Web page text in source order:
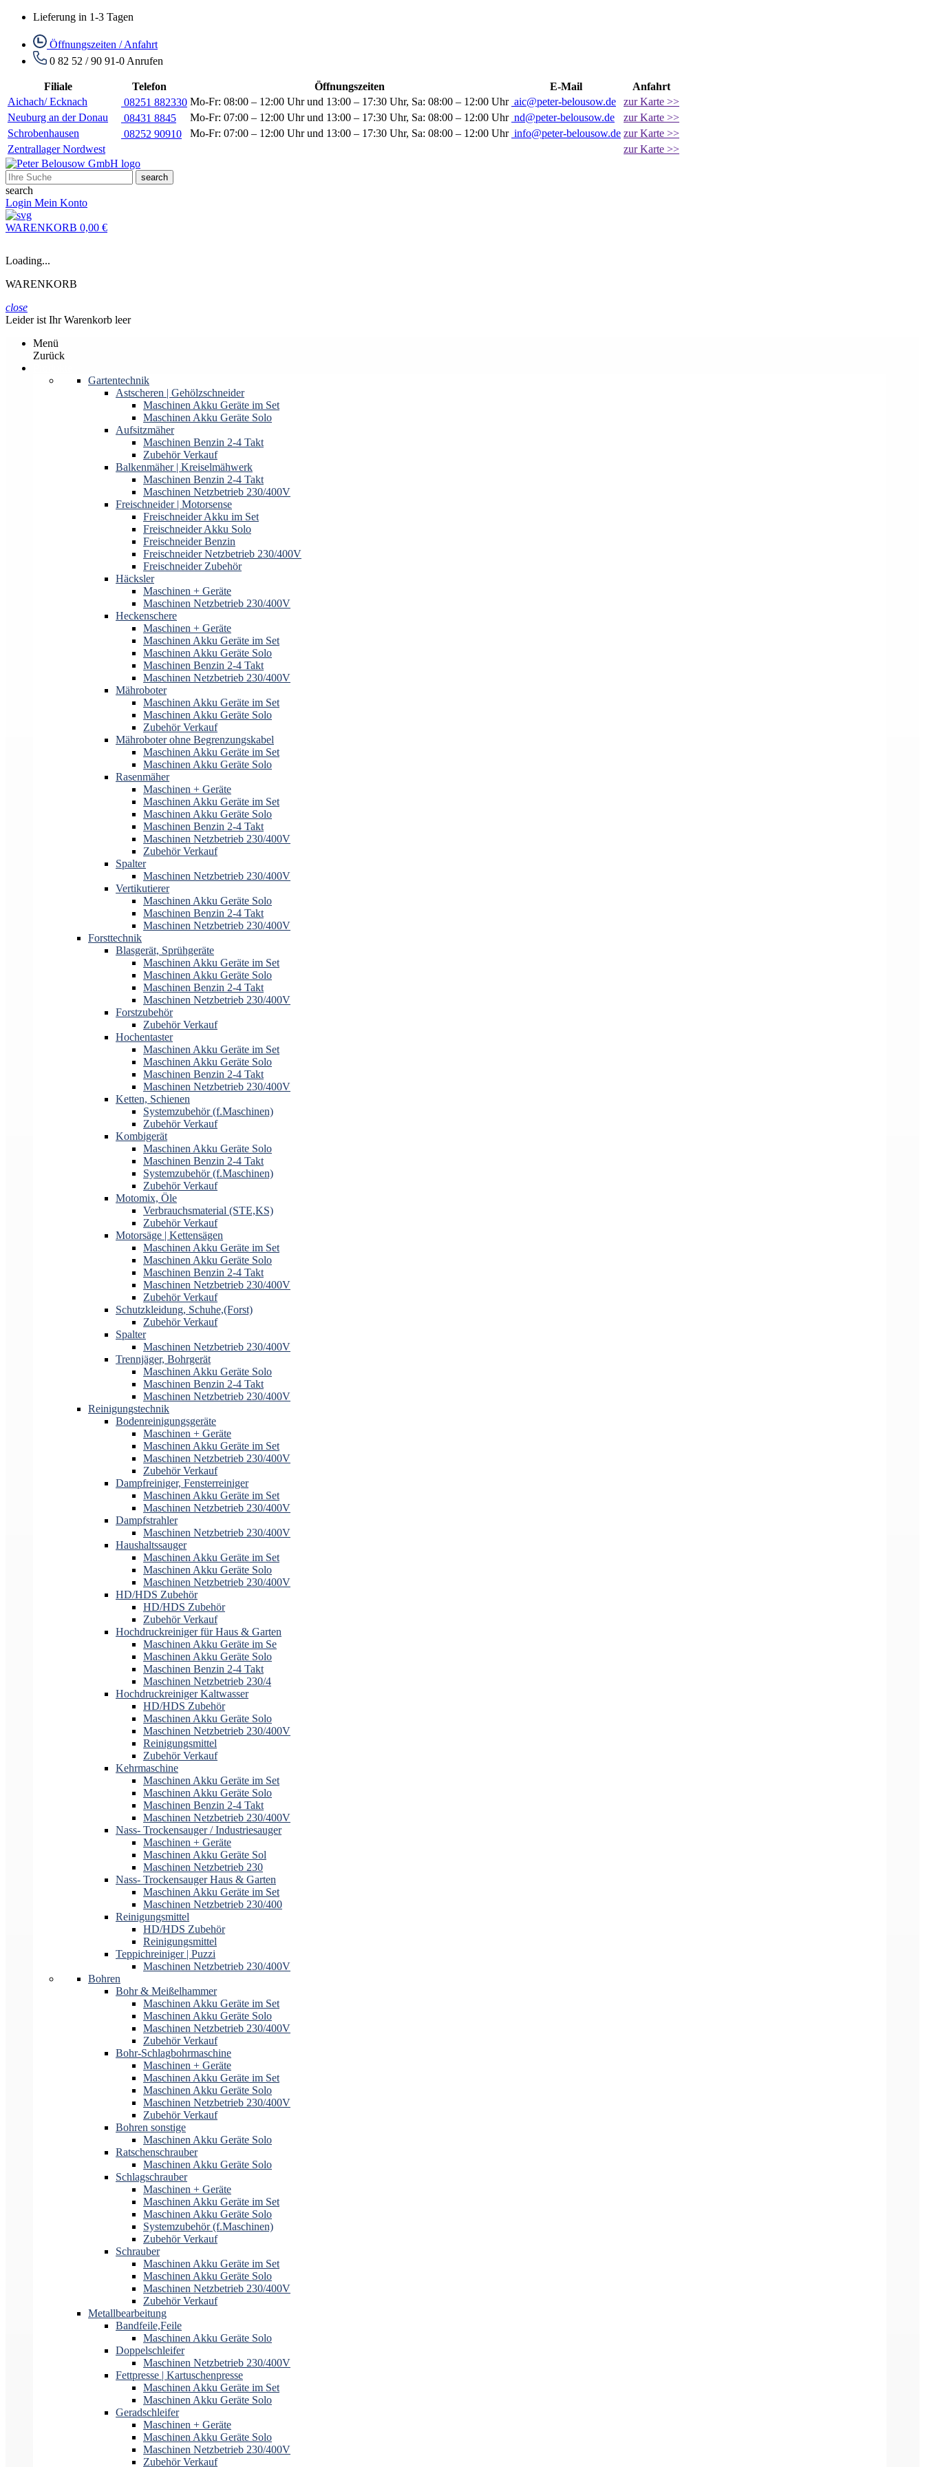
Lieferung in 1-3 Tagen
Öffnungszeiten / Anfahrt
0 82 52 / 90 91-0 Anrufen
Filiale Telefon Öffnungszeiten E-Mail
Anfahrt
Aichach/ Ecknach
08251 882330 Mo-Fr: 08:00 – 12:00 Uhr und 13:00 – 17:30 Uhr, Sa: 08:00 – 12:00 Uhr aic@peter-belousow.de
zur Karte >>
Neuburg an der Donau
08431 8845 Mo-Fr: 07:00 – 12:00 Uhr und 13:00 – 17:30 Uhr, Sa: 08:00 – 12:00 Uhr nd@peter-belousow.de
zur Karte >>
Schrobenhausen
08252 90910 Mo-Fr: 07:00 – 12:00 Uhr und 13:00 – 17:30 Uhr, Sa: 08:00 – 12:00 Uhr info@peter-belousow.de zur Karte >>
Zentrallager Nordwest
zur Karte >>
search
search
Login Mein Konto
WARENKORB 0,00 €
Loading...
WARENKORB
close
Leider ist Ihr Warenkorb leer
Menü
Zurück
Gartentechnik
Astscheren | Gehölzschneider
Maschinen Akku Geräte im Set
Maschinen Akku Geräte Solo
Aufsitzmäher
Maschinen Benzin 2-4 Takt
Zubehör Verkauf
Balkenmäher | Kreiselmähwerk
Maschinen Benzin 2-4 Takt
Maschinen Netzbetrieb 230/400V
Freischneider | Motorsense
Freischneider Akku im Set
Freischneider Akku Solo
Freischneider Benzin
Freischneider Netzbetrieb 230/400V
Freischneider Zubehör
Häcksler
Maschinen + Geräte
Maschinen Netzbetrieb 230/400V
Heckenschere
Maschinen + Geräte
Maschinen Akku Geräte im Set
Maschinen Akku Geräte Solo
Maschinen Benzin 2-4 Takt
Maschinen Netzbetrieb 230/400V
Mähroboter
Maschinen Akku Geräte im Set
Maschinen Akku Geräte Solo
Zubehör Verkauf
Mähroboter ohne Begrenzungskabel
Maschinen Akku Geräte im Set
Maschinen Akku Geräte Solo
Rasenmäher
Maschinen + Geräte
Maschinen Akku Geräte im Set
Maschinen Akku Geräte Solo
Maschinen Benzin 2-4 Takt
Maschinen Netzbetrieb 230/400V
Zubehör Verkauf
Spalter
Maschinen Netzbetrieb 230/400V
Vertikutierer
Maschinen Akku Geräte Solo
Maschinen Benzin 2-4 Takt
Maschinen Netzbetrieb 230/400V
Forsttechnik
Blasgerät, Sprühgeräte
Maschinen Akku Geräte im Set
Maschinen Akku Geräte Solo
Maschinen Benzin 2-4 Takt
Maschinen Netzbetrieb 230/400V
Forstzubehör
Zubehör Verkauf
Hochentaster
Maschinen Akku Geräte im Set
Maschinen Akku Geräte Solo
Maschinen Benzin 2-4 Takt
Maschinen Netzbetrieb 230/400V
Ketten, Schienen
Systemzubehör (f.Maschinen)
Zubehör Verkauf
Kombigerät
Maschinen Akku Geräte Solo
Maschinen Benzin 2-4 Takt
Systemzubehör (f.Maschinen)
Zubehör Verkauf
Motomix, Öle
Verbrauchsmaterial (STE,KS)
Zubehör Verkauf
Motorsäge | Kettensägen
Maschinen Akku Geräte im Set
Maschinen Akku Geräte Solo
Maschinen Benzin 2-4 Takt
Maschinen Netzbetrieb 230/400V
Zubehör Verkauf
Schutzkleidung, Schuhe,(Forst)
Zubehör Verkauf
Spalter
Maschinen Netzbetrieb 230/400V
Trennjäger, Bohrgerät
Maschinen Akku Geräte Solo
Maschinen Benzin 2-4 Takt
Maschinen Netzbetrieb 230/400V
Reinigungstechnik
Bodenreinigungsgeräte
Maschinen + Geräte
Maschinen Akku Geräte im Set
Maschinen Netzbetrieb 230/400V
Zubehör Verkauf
Dampfreiniger, Fensterreiniger
Maschinen Akku Geräte im Set
Maschinen Netzbetrieb 230/400V
Dampfstrahler
Maschinen Netzbetrieb 230/400V
Haushaltssauger
Maschinen Akku Geräte im Set
Maschinen Akku Geräte Solo
Maschinen Netzbetrieb 230/400V
HD/HDS Zubehör
HD/HDS Zubehör
Zubehör Verkauf
Hochdruckreiniger für Haus & Garten
Maschinen Akku Geräte im Se
Maschinen Akku Geräte Solo
Maschinen Benzin 2-4 Takt
Maschinen Netzbetrieb 230/4
Hochdruckreiniger Kaltwasser
HD/HDS Zubehör
Maschinen Akku Geräte Solo
Maschinen Netzbetrieb 230/400V
Reinigungsmittel
Zubehör Verkauf
Kehrmaschine
Maschinen Akku Geräte im Set
Maschinen Akku Geräte Solo
Maschinen Benzin 2-4 Takt
Maschinen Netzbetrieb 230/400V
Nass- Trockensauger / Industriesauger
Maschinen + Geräte
Maschinen Akku Geräte Sol
Maschinen Netzbetrieb 230
Nass- Trockensauger Haus & Garten
Maschinen Akku Geräte im Set
Maschinen Netzbetrieb 230/400
Reinigungsmittel
HD/HDS Zubehör
Reinigungsmittel
Teppichreiniger | Puzzi
Maschinen Netzbetrieb 230/400V
Bohren
Bohr & Meißelhammer
Maschinen Akku Geräte im Set
Maschinen Akku Geräte Solo
Maschinen Netzbetrieb 230/400V
Zubehör Verkauf
Bohr-Schlagbohrmaschine
Maschinen + Geräte
Maschinen Akku Geräte im Set
Maschinen Akku Geräte Solo
Maschinen Netzbetrieb 230/400V
Zubehör Verkauf
Bohren sonstige
Maschinen Akku Geräte Solo
Ratschenschrauber
Maschinen Akku Geräte Solo
Schlagschrauber
Maschinen + Geräte
Maschinen Akku Geräte im Set
Maschinen Akku Geräte Solo
Systemzubehör (f.Maschinen)
Zubehör Verkauf
Schrauber
Maschinen Akku Geräte im Set
Maschinen Akku Geräte Solo
Maschinen Netzbetrieb 230/400V
Zubehör Verkauf
Metallbearbeitung
Bandfeile,Feile
Maschinen Akku Geräte Solo
Doppelschleifer
Maschinen Netzbetrieb 230/400V
Fettpresse | Kartuschenpresse
Maschinen Akku Geräte im Set
Maschinen Akku Geräte Solo
Geradschleifer
Maschinen + Geräte
Maschinen Akku Geräte Solo
Maschinen Netzbetrieb 230/400V
Zubehör Verkauf